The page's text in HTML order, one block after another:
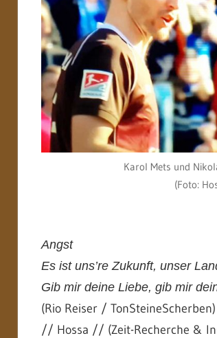
Karol Mets und
(Foto:
Angst
Es ist uns’re Zukunft, unser
Gib mir deine Liebe, gib mir
(Rio Reiser / TonSteineScherben)
// Hossa // (Zeit-Recherche &